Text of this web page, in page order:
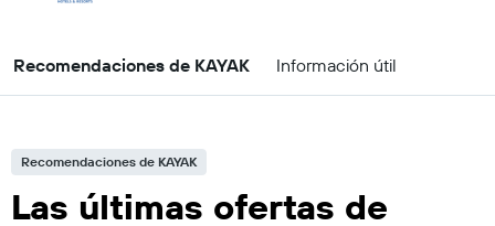
Recomendaciones de KAYAK Información útil
Recomendaciones de KAYAK
Las últimas ofertas de